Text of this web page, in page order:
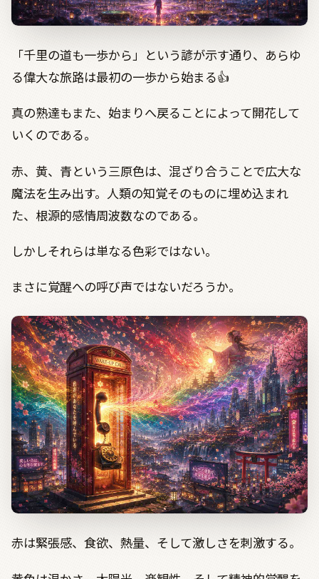
「千里の道も一歩から」という諺が示す通り、あらゆ
る偉大な旅路は最初の一歩から始まる👍
真の熟達もまた、始まりへ戻ることによって開花して
いくのである。
赤、黄、青という三原色は、混ざり合うことで広大な
魔法を生み出す。人類の知覚そのものに埋め込まれ
た、根源的感情周波数なのである。
しかしそれらは単なる色彩ではない。
まさに覚醒への呼び声ではないだろうか。
赤は緊張感、食欲、熱量、そして激しさを刺激する。